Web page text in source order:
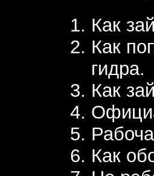
Как
Как
гидра.
Как
Как